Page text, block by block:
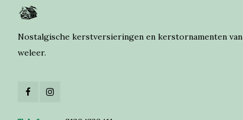
Nostalgische kerstversieringen en kerstornamenten van
weleer.